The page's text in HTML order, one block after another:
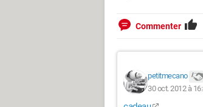
Commenter
petitmecano
30 oct. 2012 à